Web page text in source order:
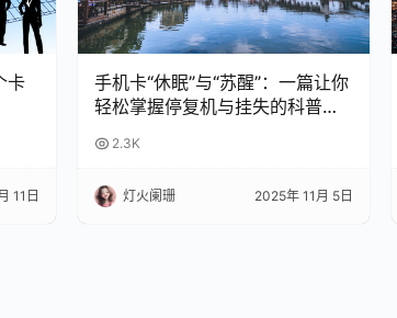
卡
11日
手机卡“休眠”与“苏醒”：一篇让你
轻松掌握停复机与挂失的科普指
2.3K
灯火阑珊 2025年 11月 5日